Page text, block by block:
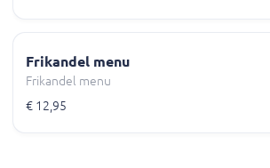
Frikandel menu
Frikandel menu
€ 12,95